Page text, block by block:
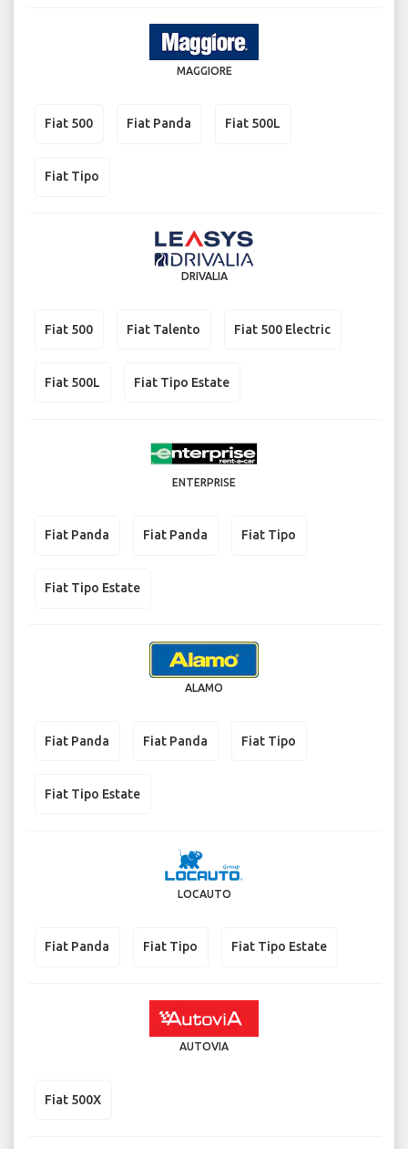
MAGGIORE
Fiat 500 Fiat Panda Fiat 500L
Fiat Tipo
DRIVALIA
Fiat 500 Fiat Talento Fiat 500 Electric
Fiat 500L Fiat Tipo Estate
ENTERPRISE
Fiat Panda Fiat Panda Fiat Tipo
Fiat Tipo Estate
ALAMO
Fiat Panda Fiat Panda Fiat Tipo
Fiat Tipo Estate
LOCAUTO
Fiat Panda Fiat Tipo Fiat Tipo Estate
AUTOVIA
Fiat 500X